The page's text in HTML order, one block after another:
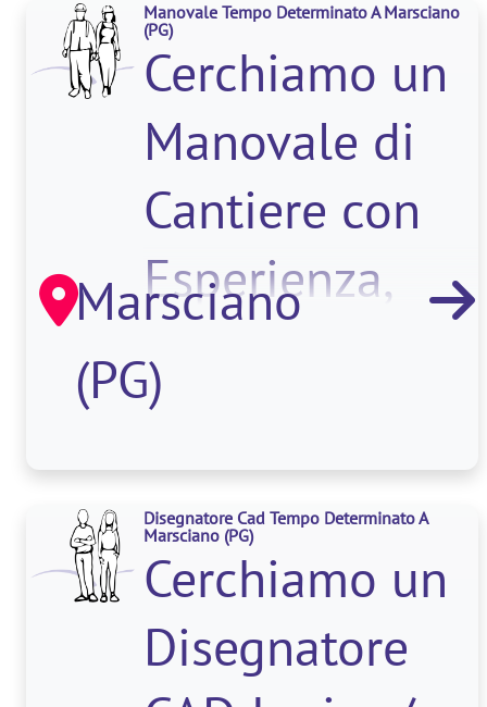
Manovale Tempo Determinato A Marsciano
(PG)
Cerchiamo un
Manovale di
Cantiere con
Esperienza,
che si occupi
del supporto
all
Marsciano
(PG)
Disegnatore Cad Tempo Determinato A
Marsciano (PG)
Cerchiamo un
Disegnatore